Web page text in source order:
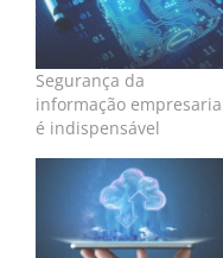
Segurança da
informação
é indispensável